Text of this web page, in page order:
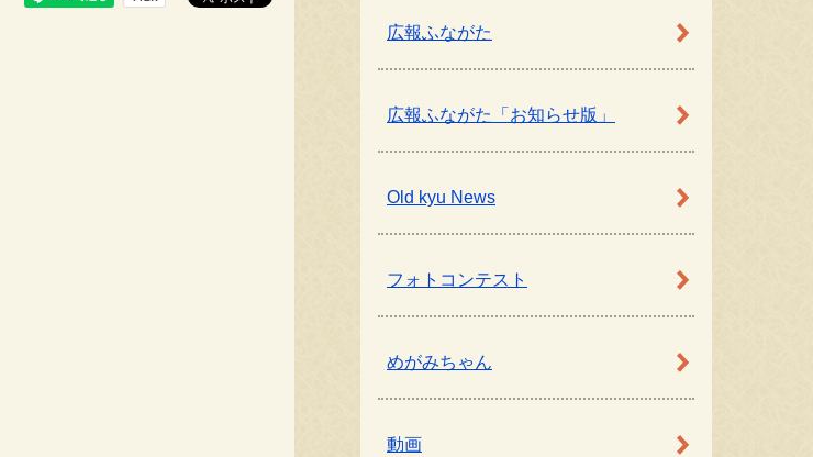
広報ふながた
広報ふながた「お知らせ版」
Old kyu News
フォトコンテスト
めがみちゃん
動画